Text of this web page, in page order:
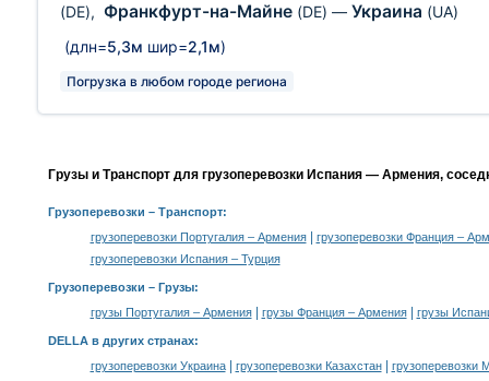
(DE), Франкфурт-на-Майне (DE) — Украина (UA)
(длн=5,3м шир=2,1м)
Погрузка в любом городе региона
Грузы и Транспорт для грузоперевозки Испания — Армения,
Грузоперевозки – Транспорт:
грузоперевозки Португалия – Армения|
грузоперевозки Франция –
грузоперевозки Испания – Турция
Грузоперевозки – Грузы:
грузы Португалия – Армения| грузы Франция – Армения| грузы
DELLA в других странах:
грузоперевозки Украина| грузоперевозки Казахстан|
грузоперевозки